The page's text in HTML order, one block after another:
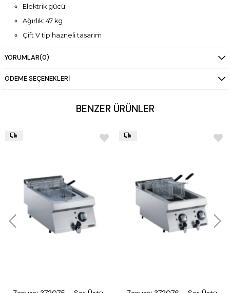
Elektrik gücü: -
Ağırlık: 47 kg
Çift V tip hazneli tasarım
Yüksek kapasite ile yoğun kullanıma uygun
YORUMLAR(0)
ÖDEME SEÇENEKLERI
BENZER ÜRÜNLER